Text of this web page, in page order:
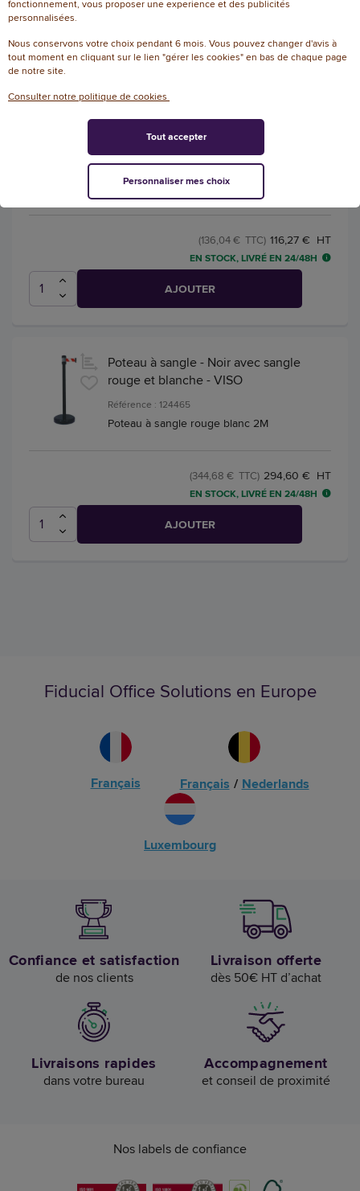
EN STOCK, LIVRÉ EN 24/48H
AJOUTER
rouge 2m - Viso
Référence : 120953
Enrouleur mural - sangle 2M environ -
116,27 € HT
(136,04 € TTC)
EN STOCK, LIVRÉ EN 24/48H
AJOUTER
Poteau à sangle - Noir avec sangle
rouge et blanche - VISO
Référence : 124465
Poteau à sangle rouge blanc 2M
294,60 € HT
(344,68 € TTC)
EN STOCK, LIVRÉ EN 24/48H
AJOUTER
Fiducial Office Solutions en Europe
Français Français / Nederlands
Luxembourg
Confiance et satisfaction
de nos clients
Livraison offerte
dès 50€ HT d’achat
Livraisons rapides
dans votre bureau
Accompagnement
et conseil de proximité
Nos labels de confiance
fonctionnement, vous proposer une experience et des publicités
personnalisées.
Nous conservons votre choix pendant 6 mois. Vous pouvez changer d'avis à
tout moment en cliquant sur le lien "gérer les cookies" en bas de chaque page
de notre site.
Consulter notre politique de cookies
Personnaliser mes choix
Tout accepter